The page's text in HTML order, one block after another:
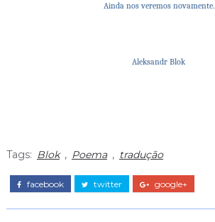
Ainda nos veremos novamente.
Aleksandr Blok
Tags: Blok , Poema , tradução
facebook twitter google+